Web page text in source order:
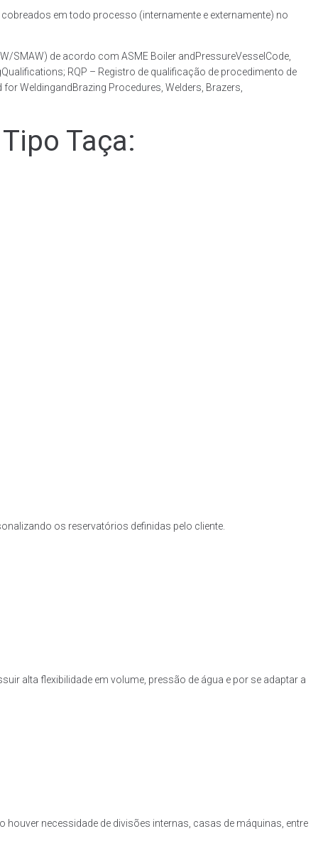
em todo processo (internamente e externamente) no
SMAW) de acordo com ASME Boiler andPressureVesselCode,
RQP – Registro de qualificação de procedimento de
WeldingandBrazing Procedures, Welders, Brazers,
Taça:
os reservatórios definidas pelo cliente.
alta flexibilidade em volume, pressão de água e por se adaptar a
necessidade de divisões internas, casas de máquinas, entre